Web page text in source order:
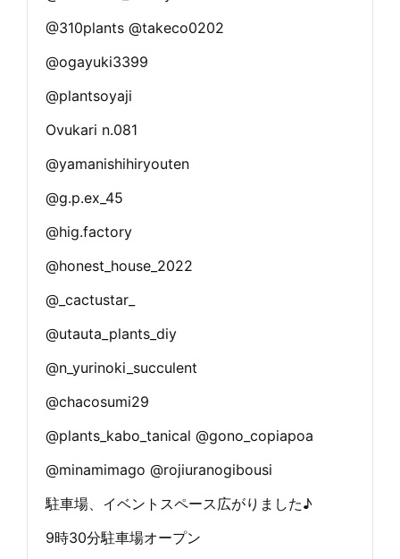
@310plants @takeco0202
@ogayuki3399
@plantsoyaji
Ovukari n.081
@yamanishihiryouten
@g.p.ex_45
@hig.factory
@honest_house_2022
@_cactustar_
@utauta_plants_diy
@n_yurinoki_succulent
@chacosumi29
@plants_kabo_tanical @gono_copiapoa
@minamimago @rojiuranogibousi
駐車場、イベントスペース広がりました♪
9時30分駐車場オープン